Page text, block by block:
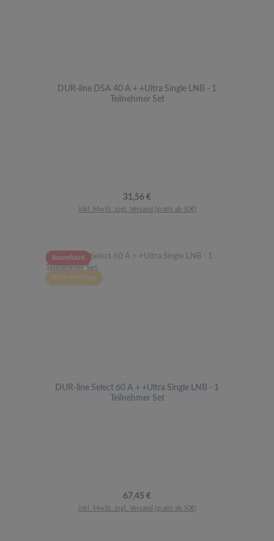
DUR-line DSA 40 A + +Ultra Single LNB - 1
Teilnehmer Set
Regulärer Preis:
31,56 €
inkl. MwSt. zzgl. Versand (gratis ab 50€)
Ausverkauft
Nicht vorrätiges
DUR-line Select 60 A + +Ultra Single LNB - 1
Teilnehmer Set
Regulärer Preis:
67,45 €
inkl. MwSt. zzgl. Versand (gratis ab 50€)